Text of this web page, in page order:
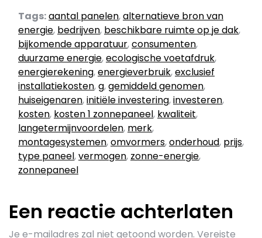
Tags:aantal panelen,alternatieve bron van
energie, bedrijven, beschikbare ruimte op je dak,
bijkomende apparatuur,consumenten,
duurzame energie,ecologische voetafdruk,
energierekening,energieverbruik,exclusief
installatiekosten,g,gemiddeld genomen,
huiseigenaren,initiële investering,investeren,
kosten, kosten 1 zonnepaneel, kwaliteit,
langetermijnvoordelen, merk,
montagesystemen,omvormers,onderhoud, prijs,
type paneel,vermogen, zonne-energie,
zonnepaneel
Een reactie achterlaten
Je e-mailadres zal niet getoond worden. Vereiste